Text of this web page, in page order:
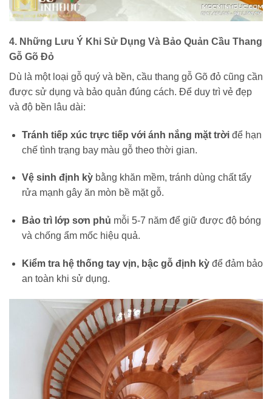
4. Những Lưu Ý Khi Sử Dụng Và Bảo Quản Cầu Thang
Gỗ Gõ Đỏ
Dù là một loại gỗ quý và bền, cầu thang gỗ Gõ đỏ cũng cần
được sử dụng và bảo quản đúng cách. Để duy trì vẻ đẹp
và độ bền lâu dài:
Tránh tiếp xúc trực tiếp với ánh nắng mặt trờiđể hạn
chế tình trạng bay màu gỗ theo thời gian.
Vệ sinh định kỳbằng khăn mềm, tránh dùng chất tẩy
rửa mạnh gây ăn mòn bề mặt gỗ.
Bảo trì lớp sơn phủ mỗi 5-7 năm để giữ được độ bóng
và chống ẩm mốc hiệu quả.
Kiểm tra hệ thống tay vịn, bậc gỗ định kỳđể đảm bảo
an toàn khi sử dụng.